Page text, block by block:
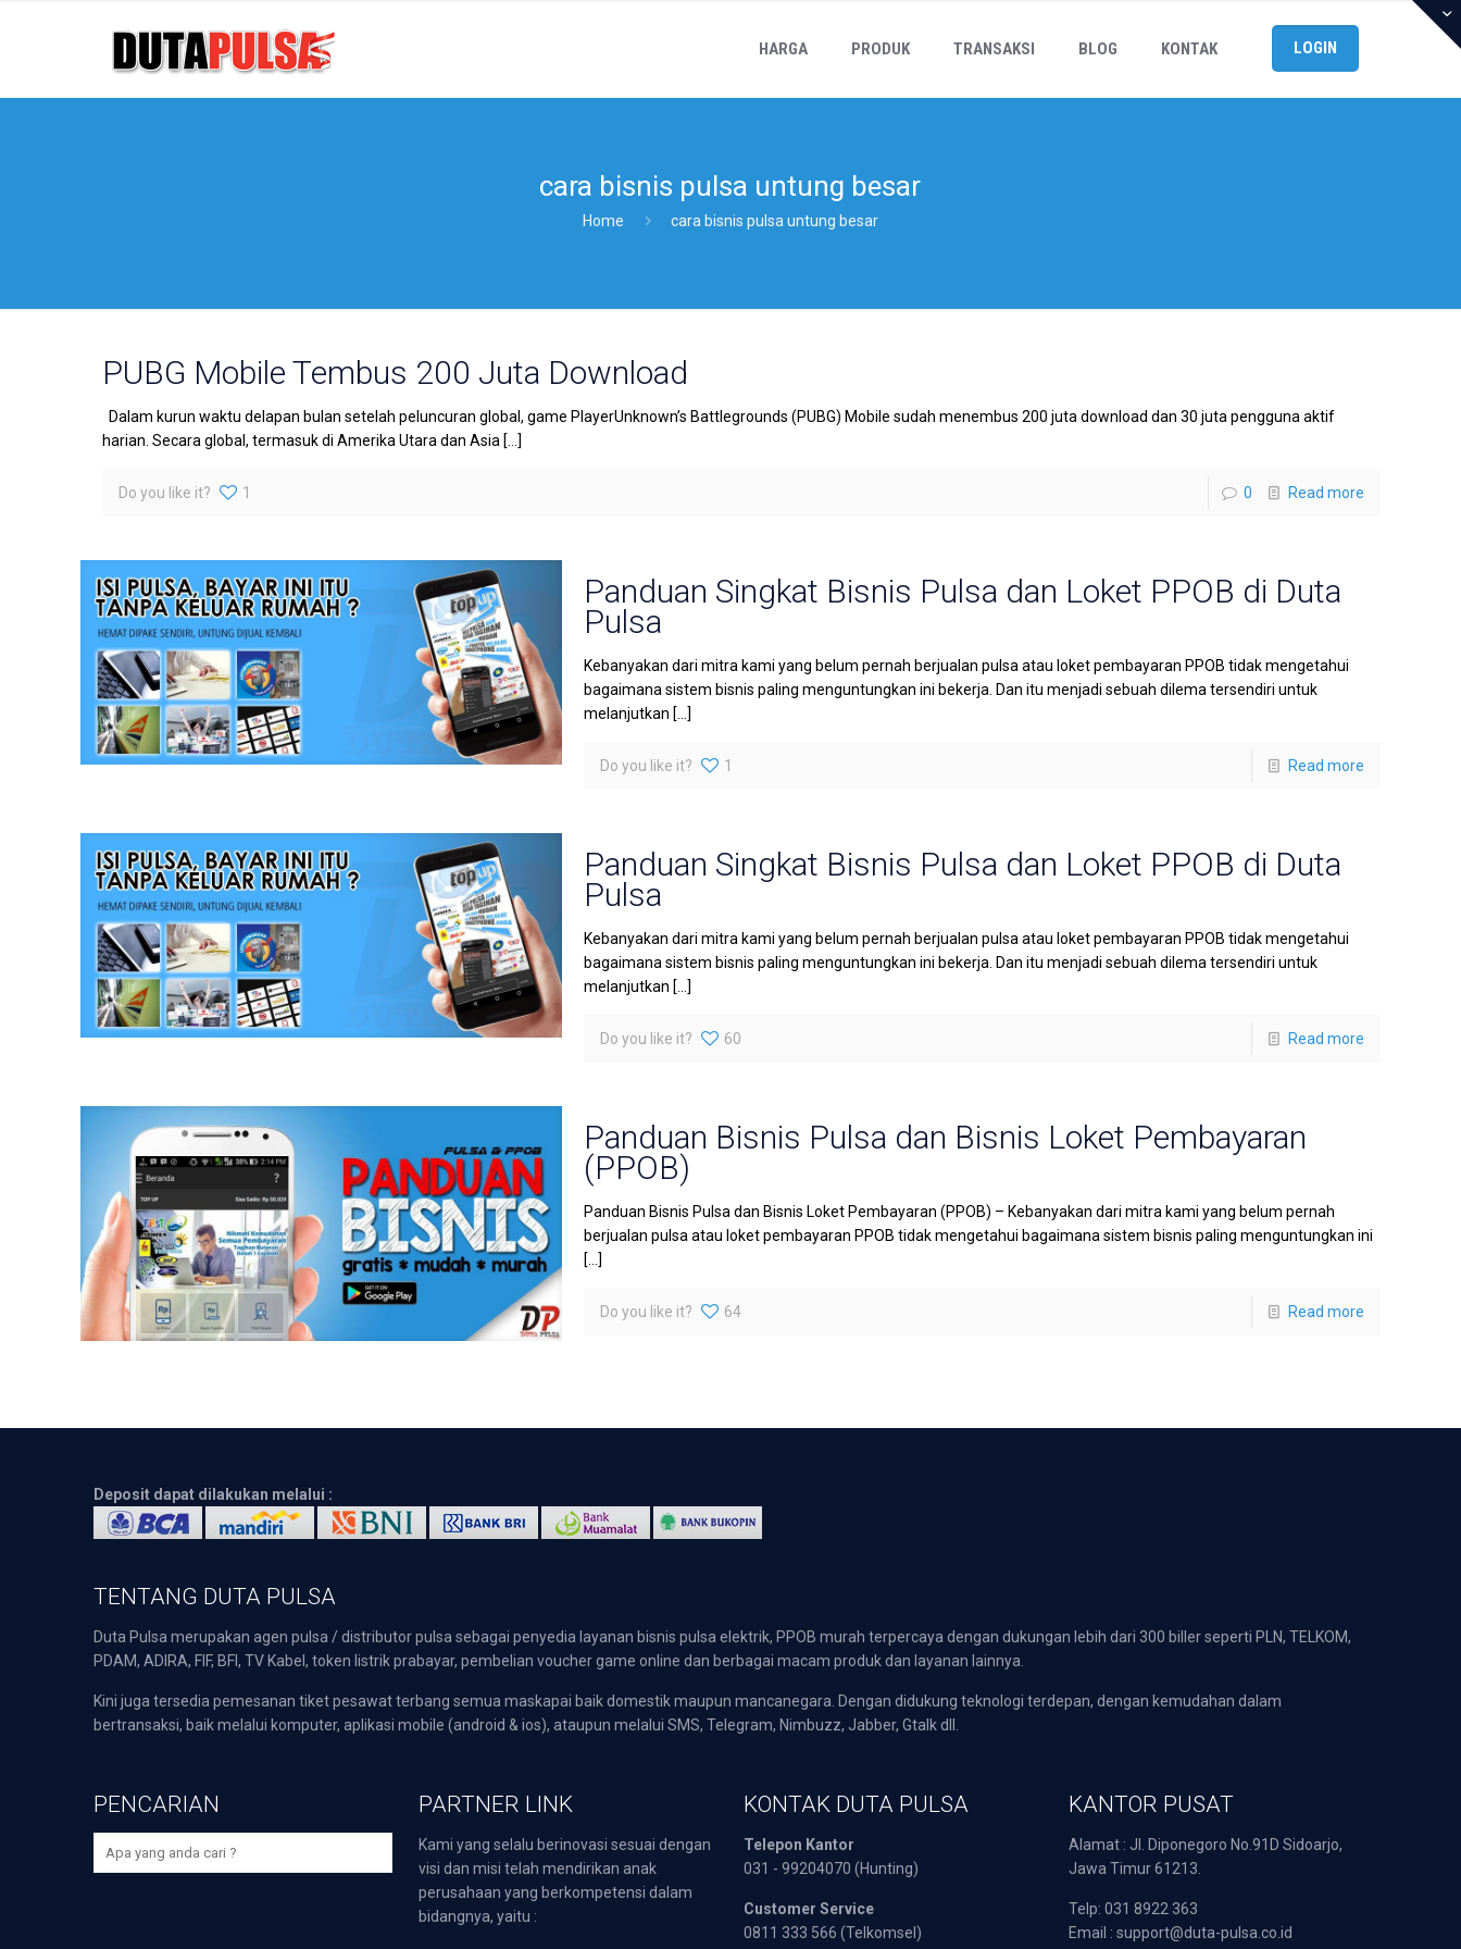
HARGA PRODUK TRANSAKSI BLOG KONTAK LOGIN
cara bisnis pulsa untung besar
Home cara bisnis pulsa untung besar
PUBG Mobile Tembus 200 Juta Download
Dalam kurun waktu delapan bulan setelah peluncuran global, game PlayerUnknown’s Battlegrounds (PUBG) Mobile sudah menembus 200 juta download dan 30 juta pengguna aktif
harian. Secara global, termasuk di Amerika Utara dan Asia […]
Do you like it? 1 0 Read more
Panduan Singkat Bisnis Pulsa dan Loket PPOB di Duta
Pulsa
Kebanyakan dari mitra kami yang belum pernah berjualan pulsa atau loket pembayaran PPOB tidak mengetahui
bagaimana sistem bisnis paling menguntungkan ini bekerja. Dan itu menjadi sebuah dilema tersendiri untuk
melanjutkan […]
Do you like it? 1 Read more
Panduan Singkat Bisnis Pulsa dan Loket PPOB di Duta
Pulsa
Kebanyakan dari mitra kami yang belum pernah berjualan pulsa atau loket pembayaran PPOB tidak mengetahui
bagaimana sistem bisnis paling menguntungkan ini bekerja. Dan itu menjadi sebuah dilema tersendiri untuk
melanjutkan […]
Do you like it? 60 Read more
Panduan Bisnis Pulsa dan Bisnis Loket Pembayaran
(PPOB)
Panduan Bisnis Pulsa dan Bisnis Loket Pembayaran (PPOB) – Kebanyakan dari mitra kami yang belum pernah
berjualan pulsa atau loket pembayaran PPOB tidak mengetahui bagaimana sistem bisnis paling menguntungkan ini
[…]
Do you like it? 64 Read more
Deposit dapat dilakukan melalui :
TENTANG DUTA PULSA
Duta Pulsa merupakan agen pulsa / distributor pulsa sebagai penyedia layanan bisnis pulsa elektrik, PPOB murah terpercaya dengan dukungan lebih dari 300 biller seperti PLN, TELKOM,
PDAM, ADIRA, FIF, BFI, TV Kabel, token listrik prabayar, pembelian voucher game online dan berbagai macam produk dan layanan lainnya.
Kini juga tersedia pemesanan tiket pesawat terbang semua maskapai baik domestik maupun mancanegara. Dengan didukung teknologi terdepan, dengan kemudahan dalam
bertransaksi, baik melalui komputer, aplikasi mobile (android & ios), ataupun melalui SMS, Telegram, Nimbuzz, Jabber, Gtalk dll.
PENCARIAN PARTNER LINK
Kami yang selalu berinovasi sesuai dengan
visi dan misi telah mendirikan anak
perusahaan yang berkompetensi dalam
bidangnya, yaitu :
KONTAK DUTA PULSA
Telepon Kantor
031 - 99204070 (Hunting)
Customer Service
0811 333 566 (Telkomsel)
KANTOR PUSAT
Alamat : Jl. Diponegoro No.91D Sidoarjo,
Jawa Timur 61213.
Telp: 031 8922 363
Email : support@duta-pulsa.co.id